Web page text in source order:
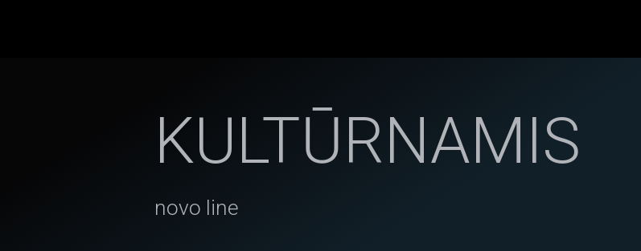
KULTŪRNAMIS
novo line